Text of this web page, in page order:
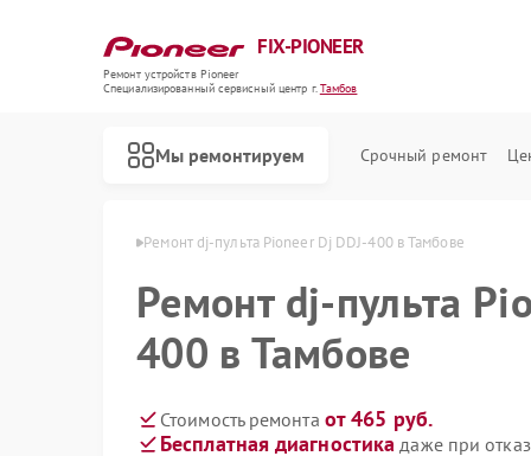
FIX-PIONEER
Ремонт устройств Pioneer
Специализированный cервисный центр г.Тамбов
Мы ремонтируем Срочный ремонт
Pioneer в Тамбове Ремонт dj-пульта Pioneer Dj DDJ-400 в Тамбове
Ремонт dj-пульта
400 в Тамбове
Стоимость ремонта от 465 руб.
Бесплатная диагностика даже при